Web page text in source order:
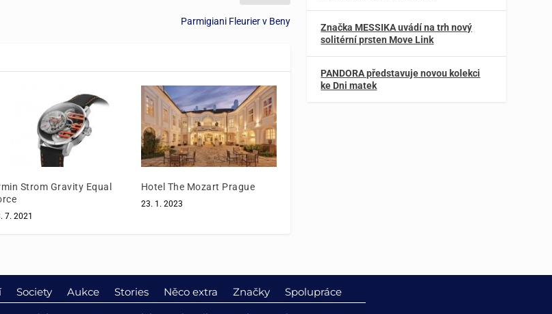
Parmigiani Fleurier v Beny
Strom Gravity Equal
7. 2021
Hotel The Mozart Prague
23. 1. 2023
Značka MESSIKA uvádí na trh nový
solitérní prsten Move Link
PANDORA představuje novou kolekci
ke Dni matek
Society Aukce Stories Něco extra Značky Spolupráce